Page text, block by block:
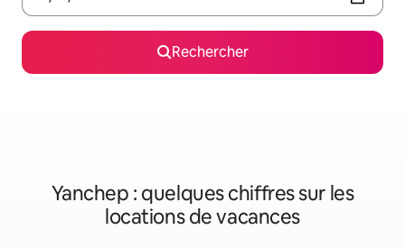
Rechercher
Yanchep : quelques chiffres sur les
locations de vacances